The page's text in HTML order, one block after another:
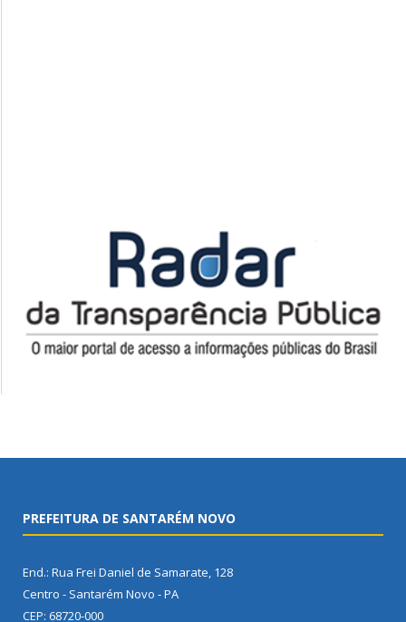
PREFEITURA DE SANTARÉM NOVO
End.: Rua Frei Daniel de Samarate, 128
Centro - Santarém Novo - PA
CEP: 68720-000